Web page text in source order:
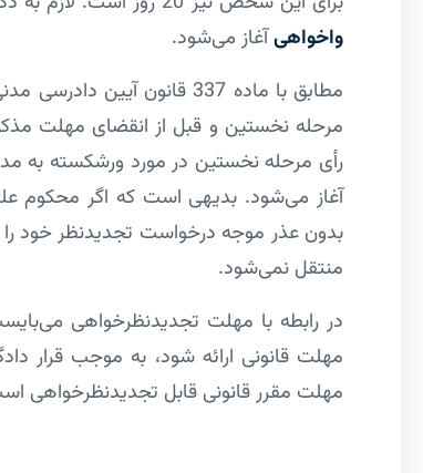
واخواهیآغاز می­‌شود.
مطابق با ماده­ 337 قانون
مرحله نخستین و قبل از انقضای مهلت
رأی مرحله­ نخستین در مورد ورشکسته به
آغاز می‌شود. بدیهی است که اگر محکوم­
بدون عذر موجه درخواست تجدیدنظر خود را
منتقل نمی‌شود.
در رابطه با مهلت تجدیدنظرخواهی
مهلت قانونی ارائه شود، به موجب قرار
مهلت مقرر قانونی قابل تجدیدنظرخواهی